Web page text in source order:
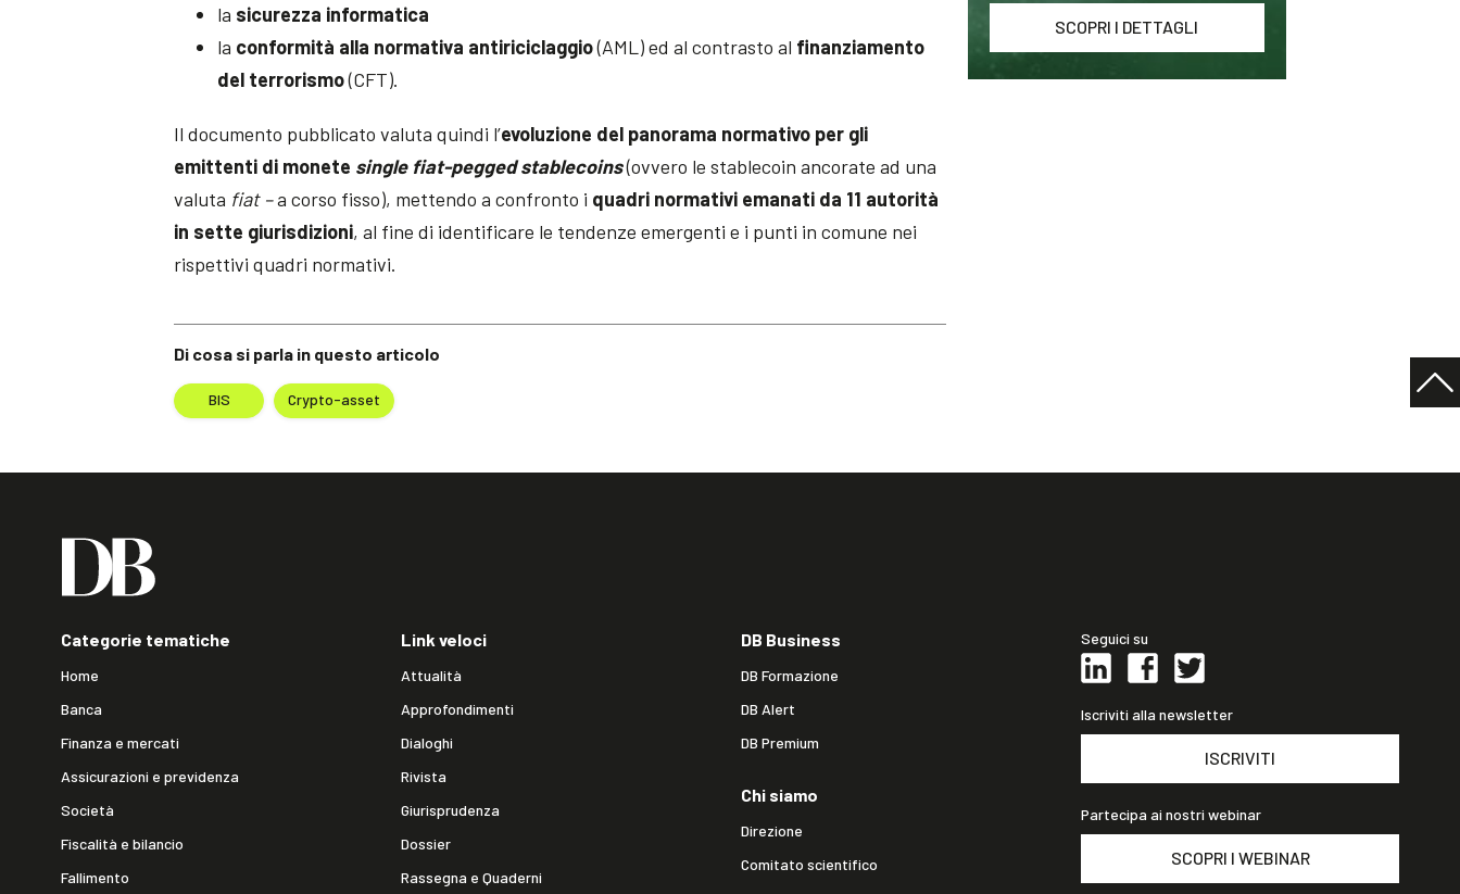
Di cosa si parla in questo articolo
BIS Crypto-asset
la sicurezza informatica
la conformità alla normativa antiriciclaggio(AML) ed al contrasto al finanziamento
del terrorismo(CFT).
Il documento pubblicato valuta quindi l’evoluzione del panorama normativo per gli
emittenti di monete single fiat-pegged stablecoins(ovvero le stablecoin ancorate ad una
valuta fiat –a corso fisso), mettendo a confronto i quadri normativi emanati da 11 autorità
in sette giurisdizioni, al fine di identificare le tendenze emergenti e i punti in comune nei
rispettivi quadri normativi.
SCOPRI I DETTAGLI
Categorie tematiche
Home
Banca
Finanza e mercati
Assicurazioni e previdenza
Società
Fiscalità e bilancio
Fallimento
Link veloci
Attualità
Approfondimenti
Dialoghi
Rivista
Giurisprudenza
Dossier
Rassegna e Quaderni
DB Business
DB Formazione
DB Alert
DB Premium
Chi siamo
Direzione
Comitato scientifico
Seguici su
Iscriviti alla newsletter
ISCRIVITI
Partecipa ai nostri webinar
SCOPRI I WEBINAR